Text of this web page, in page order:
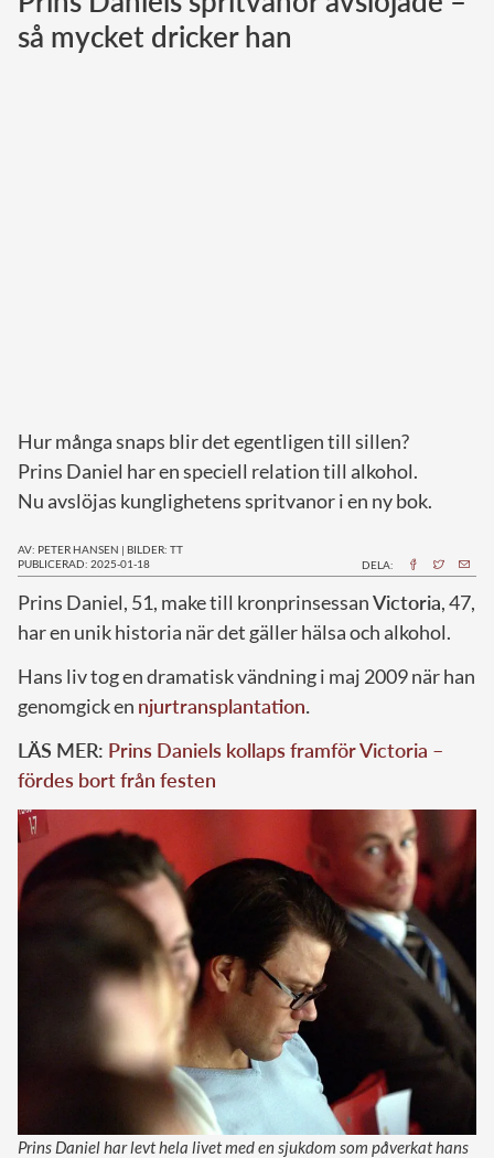
Norska kungahuset
så mycket dricker han
Hur många snaps blir det egentligen till sillen?
Prins Daniel har en speciell relation till alkohol.
Nu avslöjas kunglighetens spritvanor i en ny bok.
AV: PETER HANSEN | BILDER: TT
PUBLICERAD: 2025-01-18
DELA:
Prins Daniel, 51, make till kronprinsessanVictoria, 47,
har en unik historia när det gäller hälsa och alkohol.
Hans liv tog en dramatisk vändning i maj 2009 när han
genomgick en njurtransplantation.
LÄS MER: Prins Daniels kollaps framför Victoria –
fördes bort från festen
Prins Daniel har levt hela livet med en sjukdom som påverkat hans